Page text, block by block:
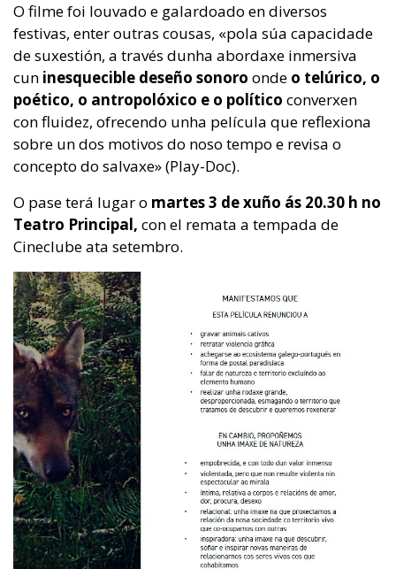
O filme foi louvado e galardoado en diversos
festivas, enter outras cousas, «pola súa capacidade
de suxestión, a través dunha abordaxe inmersiva
cun inesquecible deseño sonoro onde o telúrico, o
poético, o antropolóxico e o político converxen
con fluidez, ofrecendo unha película que reflexiona
sobre un dos motivos do noso tempo e revisa o
concepto do salvaxe» (Play-Doc).
O pase terá lugar o martes 3 de xuño ás 20.30 h no
Teatro Principal, con el remata a tempada de
Cineclube ata setembro.